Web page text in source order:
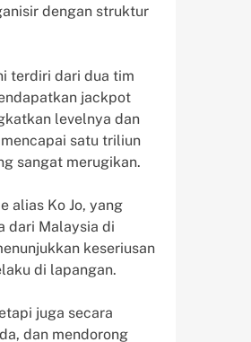
dengan struktur
terdiri dari dua tim
jackpot
levelnya dan
satu triliun
sangat merugikan.
alias Ko Jo, yang
dari Malaysia di
keseriusan
di lapangan.
juga secara
dan mendorong